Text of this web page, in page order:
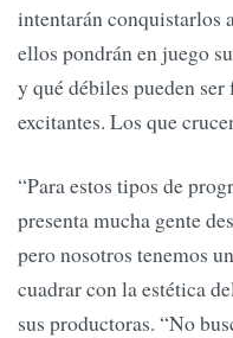
intentarán conquistarlos
ellos pondrán en juego
y qué débiles pueden
excitantes. Los que
“Para estos tipos de
presenta mucha gente
pero nosotros tenemos
cuadrar con la estética
sus productoras. “No